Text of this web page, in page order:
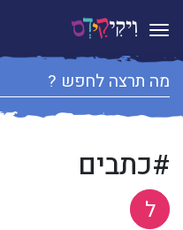
Toggle navigation
#כתבים
ל